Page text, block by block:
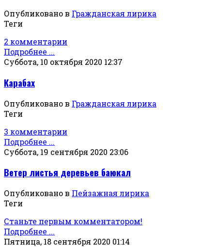
Опубликовано в Гражданская лирика
Теги
2 комментарии
Подробнее ...
Суббота, 10 октября 2020 12:37
Карабах
Опубликовано в Гражданская лирика
Теги
3 комментарии
Подробнее ...
Суббота, 19 сентября 2020 23:06
Ветер листья деревьев баюкал
Опубликовано в Пейзажная лирика
Теги
Станьте первым комментатором!
Подробнее ...
Пятница, 18 сентября 2020 01:14